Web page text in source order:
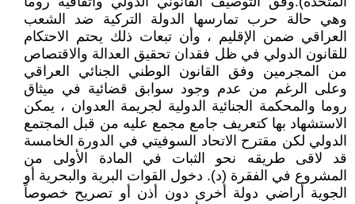
وهي حالة حرب تمارسها الدولة التركية ضد الشعب
العراقي ضمن الإقليم ، وأن تبعات ذلك يحتم الاحتكام
للقانون الدولي في ظل فقدان تحقيق العدالة والاقتصاص
من المجرمين وفق القانون الوطني الجنائي العراقي
وعلى الرغم من عدم وجود سوابق قضائية في ميثاق
روما والمحكمة الجنائية الدولية لجريمة العدوان ، يمكن
الاستشهاد بها كتعريف جامع مجمع عليه من قبل المجتمع
الدولي لكن مقترح الاتحاد السوفيتي في الدورة الخامسة
قد لاقى طريقه نحو الثبات في المادة الأولى من
المشروع في الفقرة (د). دخول القوات البرية والبحرية أو
الجوية أراضي دولة أخرى دون أذن أو تصريح خصوصاً